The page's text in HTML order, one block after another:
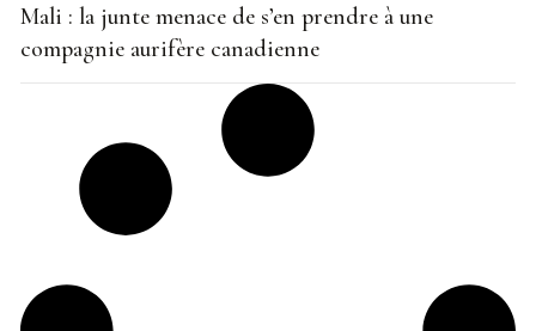
Mali : la junte menace de s’en prendre à une
compagnie aurifère canadienne